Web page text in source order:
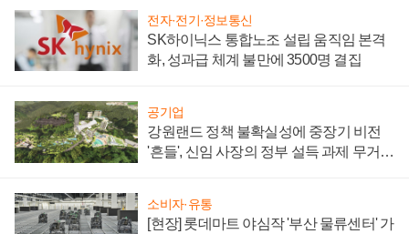
전자·전기·정보통신
SK하이닉스 통합노조 설립 움직임 본격
화, 성과급 체계 불만에 3500명 결집
공기업
강원랜드 정책 불확실성에 중장기 비전
'흔들', 신임 사장의 정부 설득 과제 무거워
소비자·유통
[현장] 롯데마트 야심작 '부산 물류센터' 가